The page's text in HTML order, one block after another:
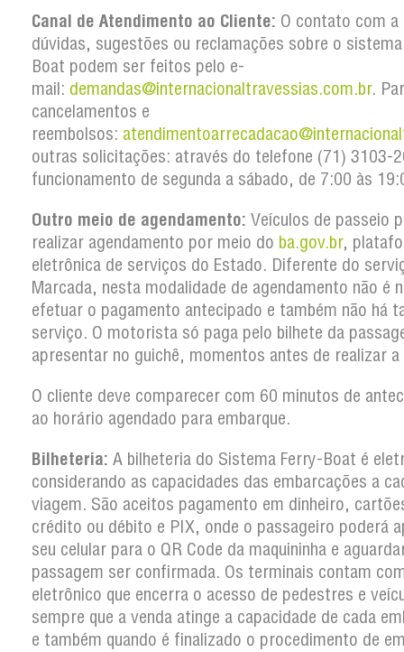
Canal de Atendimento ao Cliente: O contato com a
dúvidas, sugestões ou reclamações sobre o
Boat podem ser feitos pelo e-
mail: demandas@internacionaltravessias.com.br.
cancelamentos e
reembolsos:
outras solicitações: através do telefone (71) 3103-
funcionamento de segunda a sábado, de 7:00 às
Outro meio de agendamento: Veículos de passeio
realizar agendamento por meio do ba.gov.br,
eletrônica de serviços do Estado. Diferente do
Marcada, nesta modalidade de agendamento não é
efetuar o pagamento antecipado e também não há
serviço. O motorista só paga pelo bilhete da
apresentar no guichê, momentos antes de realizar
O cliente deve comparecer com 60 minutos de
ao horário agendado para embarque.
Bilheteria: A bilheteria do Sistema Ferry-Boat é
considerando as capacidades das embarcações a
viagem. São aceitos pagamento em dinheiro,
crédito ou débito e PIX, onde o passageiro poderá
seu celular para o QR Code da maquininha e
passagem ser confirmada. Os terminais contam
eletrônico que encerra o acesso de pedestres e
sempre que a venda atinge a capacidade de cada
e também quando é finalizado o procedimento de